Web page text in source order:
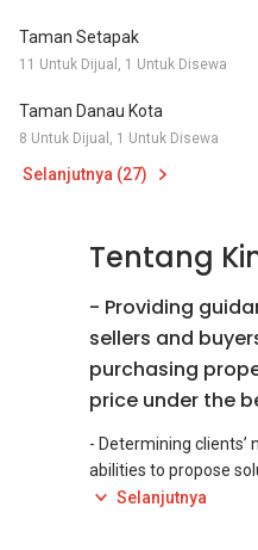
Taman Setapak
11 Untuk Dijual, 1 Untuk Disewa
Taman Danau Kota
8 Untuk Dijual, 1 Untuk Disewa
Selanjutnya (27)
Tentang
- Providing
sellers and
purchasing
price under the
- Determining clients’
abilities to propose
Selanjutnya